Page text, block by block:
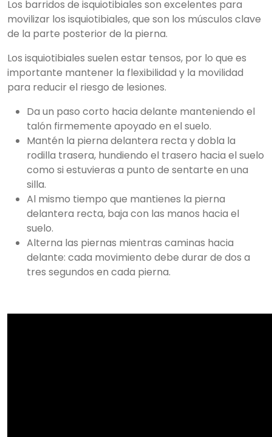
Los barridos de isquiotibiales son excelentes para
movilizar los isquiotibiales, que son los músculos clave
de la parte posterior de la pierna.
Los isquiotibiales suelen estar tensos, por lo que es
importante mantener la flexibilidad y la movilidad
para reducir el riesgo de lesiones.
Da un paso corto hacia delante manteniendo el
talón firmemente apoyado en el suelo.
Mantén la pierna delantera recta y dobla la
rodilla trasera, hundiendo el trasero hacia el suelo
como si estuvieras a punto de sentarte en una
silla.
Al mismo tiempo que mantienes la pierna
delantera recta, baja con las manos hacia el
suelo.
Alterna las piernas mientras caminas hacia
delante: cada movimiento debe durar de dos a
tres segundos en cada pierna.